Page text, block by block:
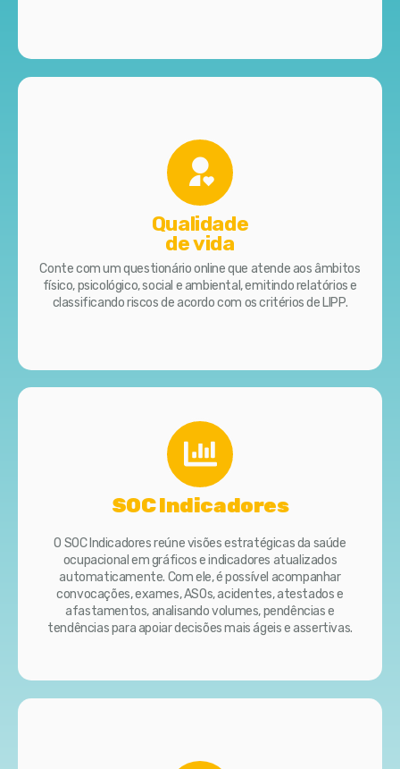
Qualidade
de vida
Conte com um questionário online que atende aos âmbitos
físico, psicológico, social e ambiental, emitindo relatórios e
classificando riscos de acordo com os critérios de LIPP.
SOC Indicadores
O SOC Indicadores reúne visões estratégicas da saúde
ocupacional em gráficos e indicadores atualizados
automaticamente. Com ele, é possível acompanhar
convocações, exames, ASOs, acidentes, atestados e
afastamentos, analisando volumes, pendências e
tendências para apoiar decisões mais ágeis e assertivas.